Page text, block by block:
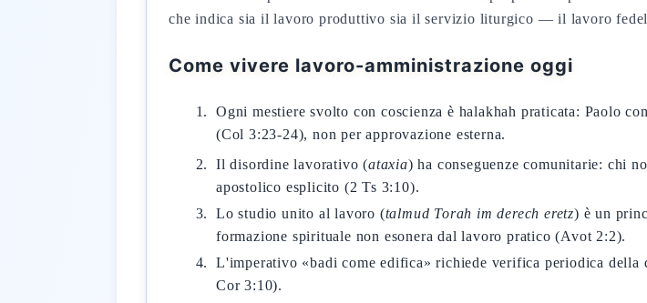
che indica sia il lavoro produttivo sia il servizio liturgico — il lavoro
Come vivere lavoro-amministrazione oggi
Ogni mestiere svolto con coscienza è halakhah praticata: Paolo
(Col 3:23-24), non per approvazione esterna.
Il disordine lavorativo (ataxia) ha conseguenze comunitarie: chi
apostolico esplicito (2 Ts 3:10).
Lo studio unito al lavoro (talmud Torah im derech eretz) è un
formazione spirituale non esonera dal lavoro pratico (Avot 2:2).
L'imperativo «badi come edifica» richiede verifica periodica
Cor 3:10).